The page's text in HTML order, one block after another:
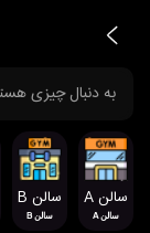
سالن A
سالن A
سالن B
سالن B